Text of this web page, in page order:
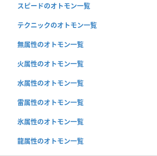
スピードのオトモン一覧
テクニックのオトモン一覧
無属性のオトモン一覧
火属性のオトモン一覧
水属性のオトモン一覧
雷属性のオトモン一覧
氷属性のオトモン一覧
龍属性のオトモン一覧